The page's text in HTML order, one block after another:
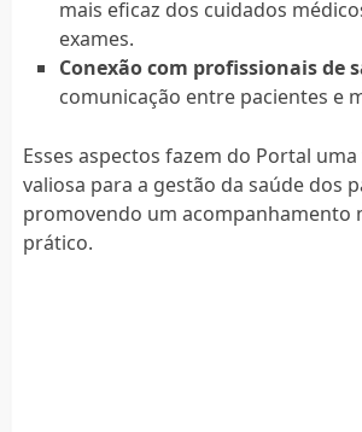
mais eficaz dos cuidados
exames.
Conexão com profissionais de
comunicação entre pacientes e
Esses aspectos fazem do Portal
valiosa para a gestão da saúde dos
promovendo um acompanhamento
prático.